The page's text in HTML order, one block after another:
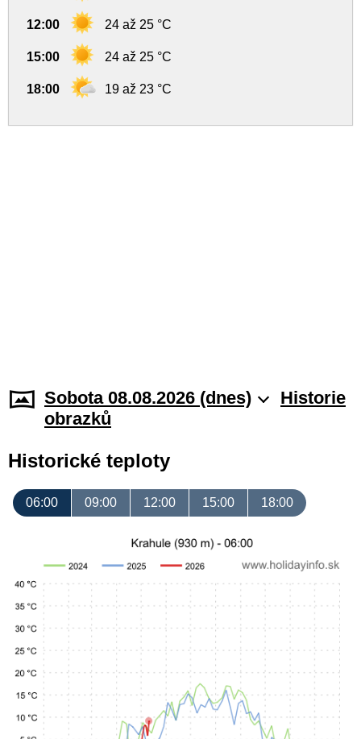
12:00 24 až 25 °C
15:00 24 až 25 °C
18:00 19 až 23 °C
Sobota 08.08.2026 (dnes)
Historie
obrazků
Historické teploty
06:00 09:00 12:00 15:00 18:00